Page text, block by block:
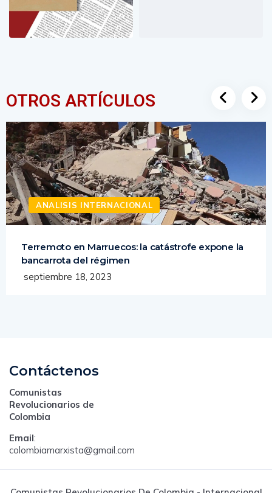
ANALISIS INTERNACIONAL
Terremoto en Marruecos: la catástrofe expone la
bancarrota del régimen